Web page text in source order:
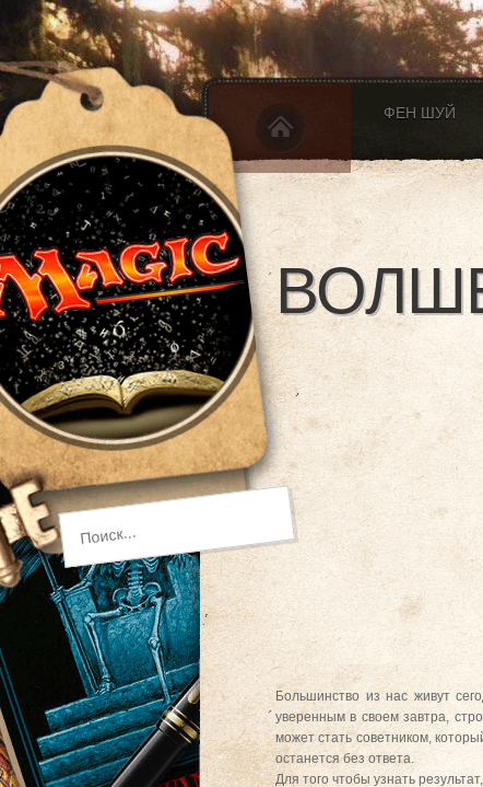
ФЕН ШУЙ
Большинство из нас живут
уверенным в своем завтра,
может стать советником,
останется без ответа.
Для того чтобы узнать